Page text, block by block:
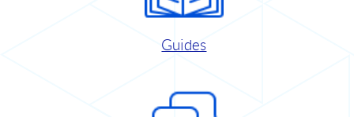
Guides